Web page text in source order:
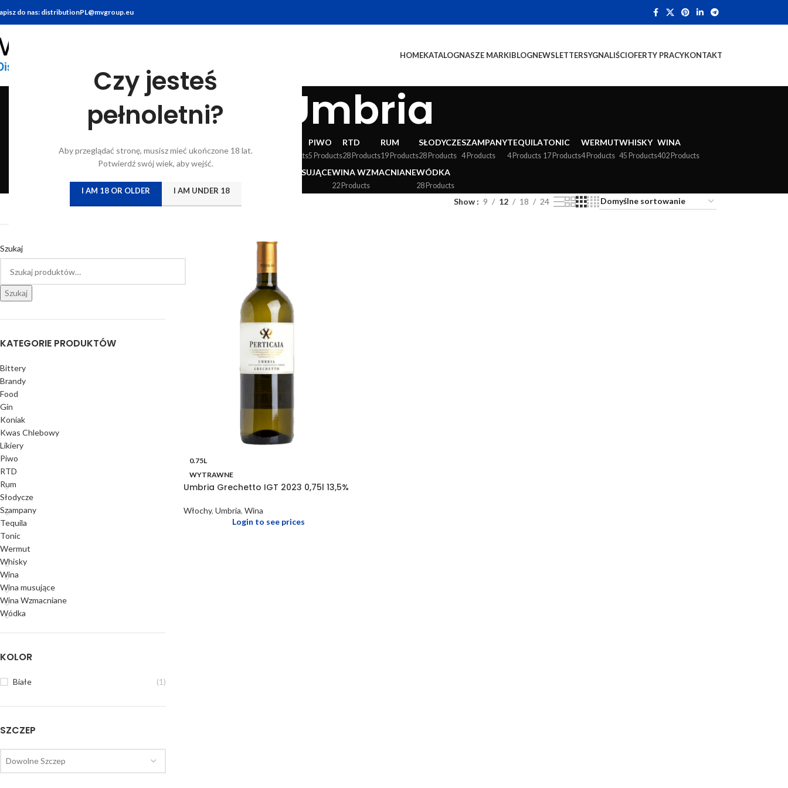
Czy jesteś
pełnoletni?
Aby przeglądać stronę, musisz mieć ukończone 18 lat.
Potwierdź swój wiek, aby wejść.
I AM 18 OR OLDER I AM UNDER 18
do nas: distributionPL@mvgroup.eu
HOMEKATALOGNASZE MARKIBLOGNEWSLETTERSYGNALIŚCIOFERTY PRACYKONTAKT
Umbria
7 Products10 Products22 Products7 Products5 Products 24 Products
PIWO
5 Products
RTD
28 Products
RUM
19 Products
SŁODYCZE
28 Products
SZAMPANY
4 Products
TEQUILA
4 Products
TONIC
17 Products
WERMUT
4 Products
WHISKY
45 Products
WINA
402 Products
WINA MUSUJĄCEWINA WZMACNIANE
22 Products
WÓDKA
28 Products
Szukaj
Szukaj
KATEGORIE PRODUKTÓW
Bittery
Brandy
Food
Gin
Koniak
Kwas Chlebowy
Likiery
Piwo
RTD
Rum
Słodycze
Szampany
Tequila
Tonic
Wermut
Whisky
Wina
Wina musujące
Wina Wzmacniane
Wódka
KOLOR
Białe (1)
SZCZEP
Dowolne Szczep
Show 9 12 18 24
0.75L
WYTRAWNE
Umbria Grechetto IGT 2023 0,75l 13,5%
Włochy, Umbria, Wina
Login to see prices